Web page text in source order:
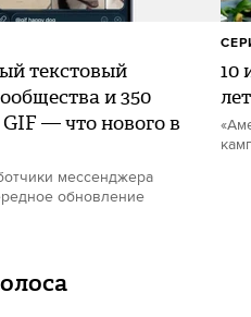
текстовый
и 350
— что нового в
мессенджера
обновление
10